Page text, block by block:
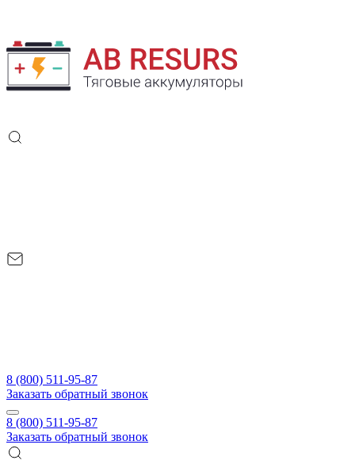
8 (800) 511-95-87
Заказать обратный звонок
8 (800) 511-95-87
Заказать обратный звонок